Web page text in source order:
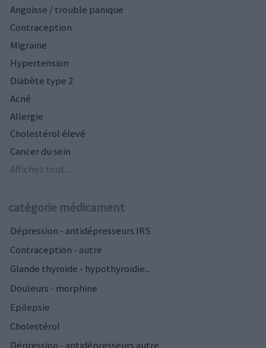
Angoisse / trouble panique
Contraception
Migraine
Hypertension
Diabète type 2
Acné
Allergie
Cholestérol élevé
Cancer du sein
Affichez tout...
catégorie médicament
Dépression - antidépresseurs IRS
Contraception - autre
Glande thyroïde - hypothyroïdie...
Douleurs - morphine
Epilepsie
Cholestérol
Dépression - antidépresseurs autre